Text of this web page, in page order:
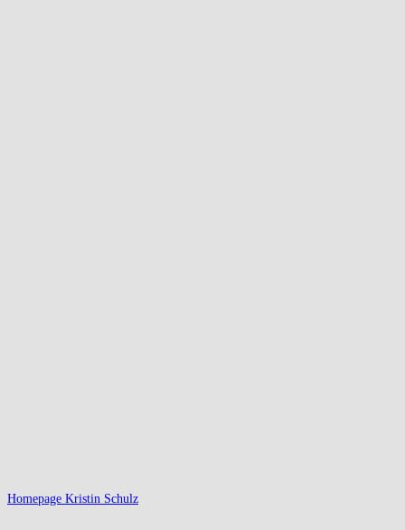
Homepage Kristin Schulz